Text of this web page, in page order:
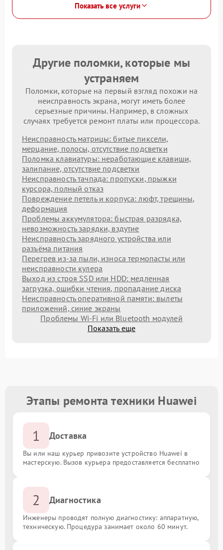
Показать все услуги
Другие поломки, которые мы
устраняем
Поломки, которые на первый взгляд похожи на
неисправность экрана, могут иметь более
серьезные причины. Например, в сложных
случаях требуется ремонт платы или процессора.
Неисправность матрицы: битые пиксели,
мерцание, полосы, отсутствие подсветки
Поломка клавиатуры: неработающие клавиши,
залипание, отсутствие подсветки
Неисправность тачпада: пропуски, прыжки
курсора, полный отказ
Повреждение петель и корпуса: люфт, трещины,
деформация
Проблемы аккумулятора: быстрая разрядка,
невозможность зарядки, вздутие
Неисправность зарядного устройства или
разъёма питания
Перегрев из‑за пыли, износа термопасты или
неисправности кулера
Выход из строя SSD или HDD: медленная
загрузка, ошибки чтения, пропадание диска
Неисправность оперативной памяти: вылеты
приложений, синие экраны
Проблемы Wi‑Fi или Bluetooth модулей
Показать еще
Этапы ремонта техники Huawei
1 Доставка
Вы или наш курьер привозите устройство Huawei в
мастерскую. Вызов курьера предоставляется бесплатно
2 Диагностика
Инженеры проводят полную диагностику: аппаратную,
техническую. Процедура занимает около 60 минут.